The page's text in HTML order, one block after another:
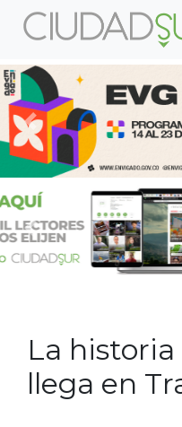
Previous
Previous
La
llega en